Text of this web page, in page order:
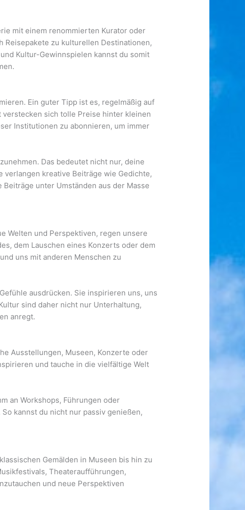
mit einem renommierten Kurator oder
Reisepakete zu kulturellen Destinationen,
Kultur-Gewinnspielen kannst du somit
Ein guter Tipp ist es, regelmäßig auf
verstecken sich tolle Preise hinter kleinen
Institutionen zu abonnieren, um immer
Das bedeutet nicht nur, deine
verlangen kreative Beiträge wie Gedichte,
unter Umständen aus der Masse
Welten und Perspektiven, regen unsere
dem Lauschen eines Konzerts oder dem
uns mit anderen Menschen zu
ausdrücken. Sie inspirieren uns, uns
sind daher nicht nur Unterhaltung,
anregt.
Ausstellungen, Museen, Konzerte oder
und tauche in die vielfältige Welt
an Workshops, Führungen oder
kannst du nicht nur passiv genießen,
Gemälden in Museen bis hin zu
Theateraufführungen,
und neue Perspektiven